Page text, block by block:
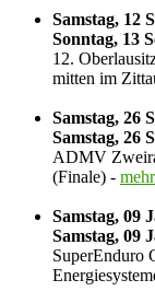
Samstag, 12
Sonntag, 13
12.
mitten im
Samstag, 26
Samstag, 26
ADMV
(Finale) -
Samstag, 09
Samstag, 09
SuperEnduro